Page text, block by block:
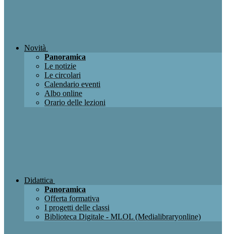
Novità
Panoramica
Le notizie
Le circolari
Calendario eventi
Albo online
Orario delle lezioni
Didattica
Panoramica
Offerta formativa
I progetti delle classi
Biblioteca Digitale - MLOL (Medialibraryonline)